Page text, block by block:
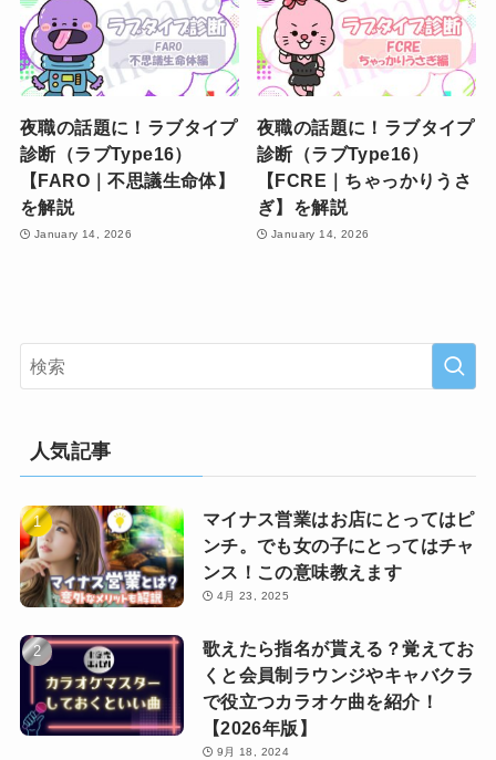
夜職の話題に！ラブタイプ
診断（ラブType16）
【FARO｜不思議生命体】
を解説
January 14, 2026
夜職の話題に！ラブタイプ
診断（ラブType16）
【FCRE｜ちゃっかりうさ
ぎ】を解説
January 14, 2026
人気記事
マイナス営業はお店にとってはピ
ンチ。でも女の子にとってはチャ
ンス！この意味教えます
4月 23, 2025
歌えたら指名が貰える？覚えてお
くと会員制ラウンジやキャバクラ
で役立つカラオケ曲を紹介！
【2026年版】
9月 18, 2024